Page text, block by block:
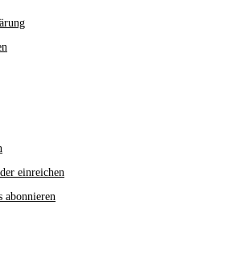
einreichen
abonnieren